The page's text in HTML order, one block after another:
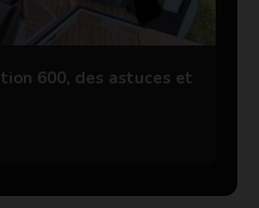
600, des astuces et